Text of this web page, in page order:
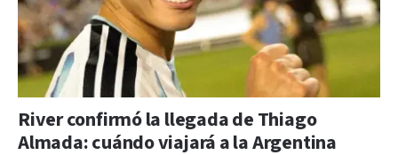
River confirmó la llegada de Thiago
Almada: cuándo viajará a la Argentina